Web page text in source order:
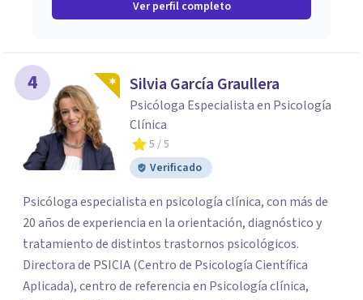
Ver perfil completo
4 Silvia García Graullera
Psicóloga Especialista en Psicología
Clínica
5 / 5
Verificado
Psicóloga especialista en psicología clínica, con más de
20 años de experiencia en la orientación, diagnóstico y
tratamiento de distintos trastornos psicológicos.
Directora de PSICIA (Centro de Psicología Científica
Aplicada), centro de referencia en Psicología clínica,